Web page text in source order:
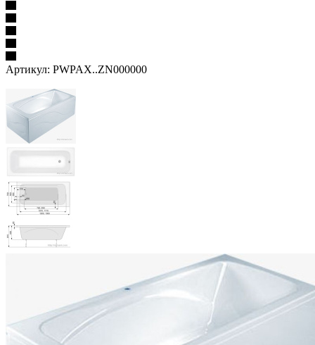
Артикул: PWPAX..ZN000000